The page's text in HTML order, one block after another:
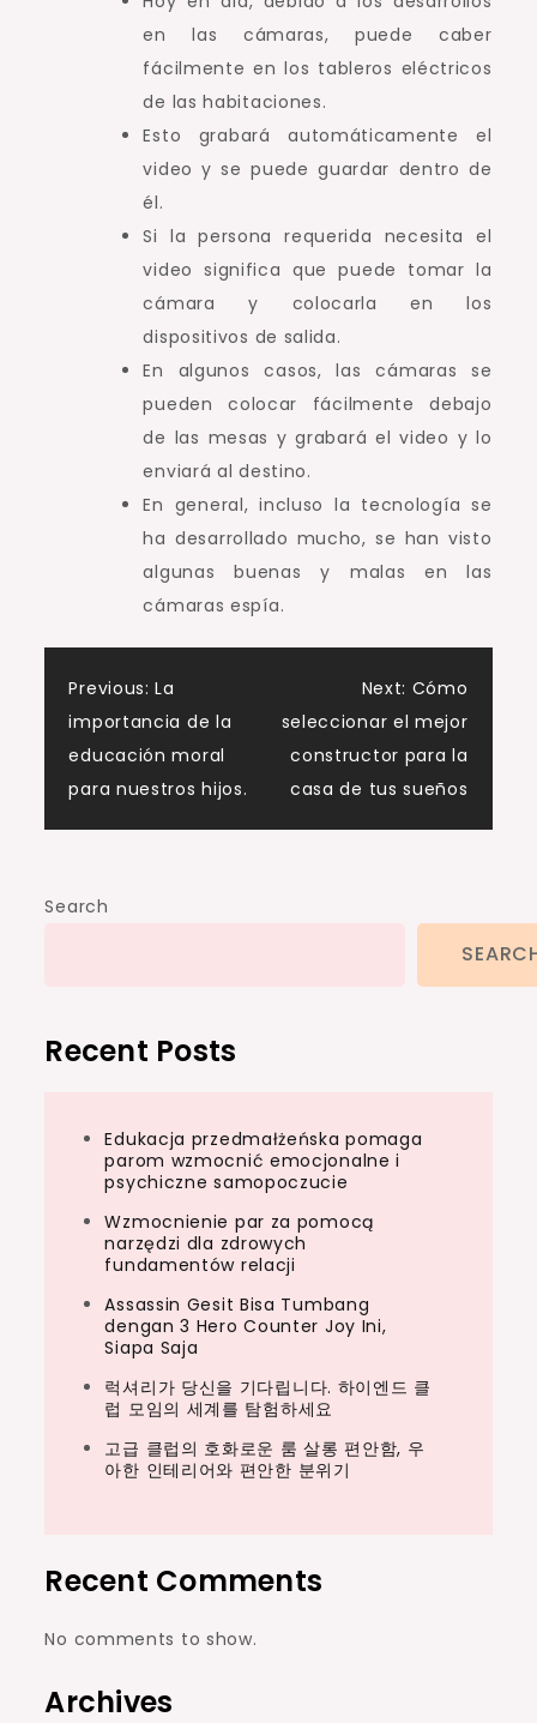
en las cámaras, puede caber
fácilmente en los tableros eléctricos
de las habitaciones.
Esto grabará automáticamente el
video y se puede guardar dentro de
él.
Si la persona requerida necesita el
video significa que puede tomar la
cámara y colocarla en los
dispositivos de salida.
En algunos casos, las cámaras se
pueden colocar fácilmente debajo
de las mesas y grabará el video y lo
enviará al destino.
En general, incluso la tecnología se
ha desarrollado mucho, se han visto
algunas buenas y malas en las
cámaras espía.
Post
navigation
Previous: La
importancia de la
educación moral
para nuestros hijos.
Next: Cómo
seleccionar el mejor
constructor para la
casa de tus sueños
Search
Recent Posts
Edukacja przedmałżeńska pomaga
parom wzmocnić emocjonalne i
psychiczne samopoczucie
Wzmocnienie par za pomocą
narzędzi dla zdrowych
fundamentów relacji
Assassin Gesit Bisa Tumbang
dengan 3 Hero Counter Joy Ini,
Siapa Saja
럭셔리가 당신을 기다립니다. 하이엔드 클
럽 모임의 세계를 탐험하세요
고급 클럽의 호화로운 룸 살롱 편안함, 우
아한 인테리어와 편안한 분위기
Recent Comments
No comments to show.
Archives